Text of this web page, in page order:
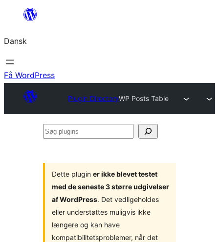
Spring
indhold
Dansk
Få WordPress
Plugin DirectoryWP Posts Table
Søg
Dette plugin er ikke blevet testet
med de seneste 3 større udgivelser
af WordPress. Det vedligeholdes
eller understøttes muligvis ikke
længere og kan have
kompatibilitetsproblemer, når det